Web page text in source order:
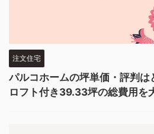
注文住宅
パルコホームの坪単価・評判
ロフト付き39.33坪の総費用を